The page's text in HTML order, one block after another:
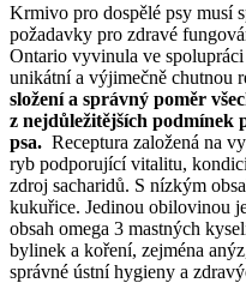
Krmivo pro dospělé psy musí
požadavky pro zdravé
Ontario vyvinula ve
unikátní a výjimečně chutnou
složení a správný poměr
z nejdůležitějších podmínek
psa. Receptura založená na
ryb podporující vitalitu,
zdroj sacharidů. S nízkým
kukuřice. Jedinou obilovinou
obsah omega 3 mastných
bylinek a koření, zejména
správné ústní hygieny a